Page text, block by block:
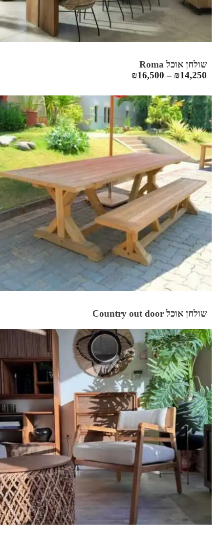
שולחן אוכל Roma
₪14,250
–
₪16,500
שולחן אוכל Country out door